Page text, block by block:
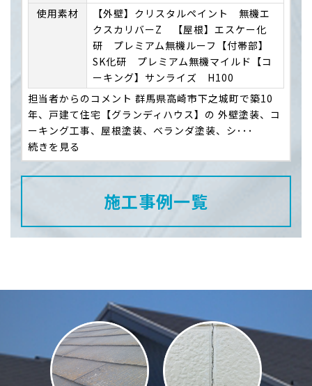
使用素材
【外壁】クリスタルペイント 無機エ
クスカリバーZ 【屋根】エスケー化
研 プレミアム無機ルーフ【付帯部】
SK化研 プレミアム無機マイルド【コ
ーキング】サンライズ H100
担当者からのコメント 群馬県高崎市下之城町で築10
年、戸建て住宅【グランディハウス】の 外壁塗装、コ
ーキング工事、屋根塗装、ベランダ塗装、シ･･･
続きを見る
施工事例一覧